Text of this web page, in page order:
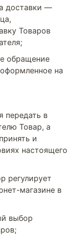
доставки —
Товаров
обращение
на
передать в
Товар, а
и
настоящего
регулирует
магазине в
выбор